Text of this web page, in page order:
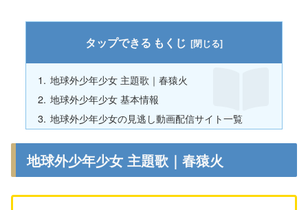
もくじ
地球外少年少女 主題歌｜春猿火
地球外少年少女 基本情報
地球外少年少女の見逃し動画配信サイト一覧
地球外少年少女 主題歌｜春猿火